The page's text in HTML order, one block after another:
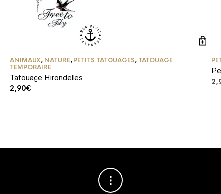
ANIMAUX, NATURE, PETITS TATOUAGES, TATOUAGE
TEMPORAIRE
Tatouage Hirondelles
2,90€